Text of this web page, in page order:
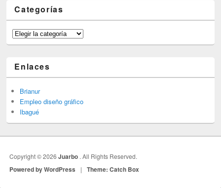
Categorías
Categorías
Enlaces
Brianur
Empleo diseño gráfico
Ibagué
Copyright © 2026Juarbo . All Rights Reserved.
Powered by WordPress | Theme: Catch Box